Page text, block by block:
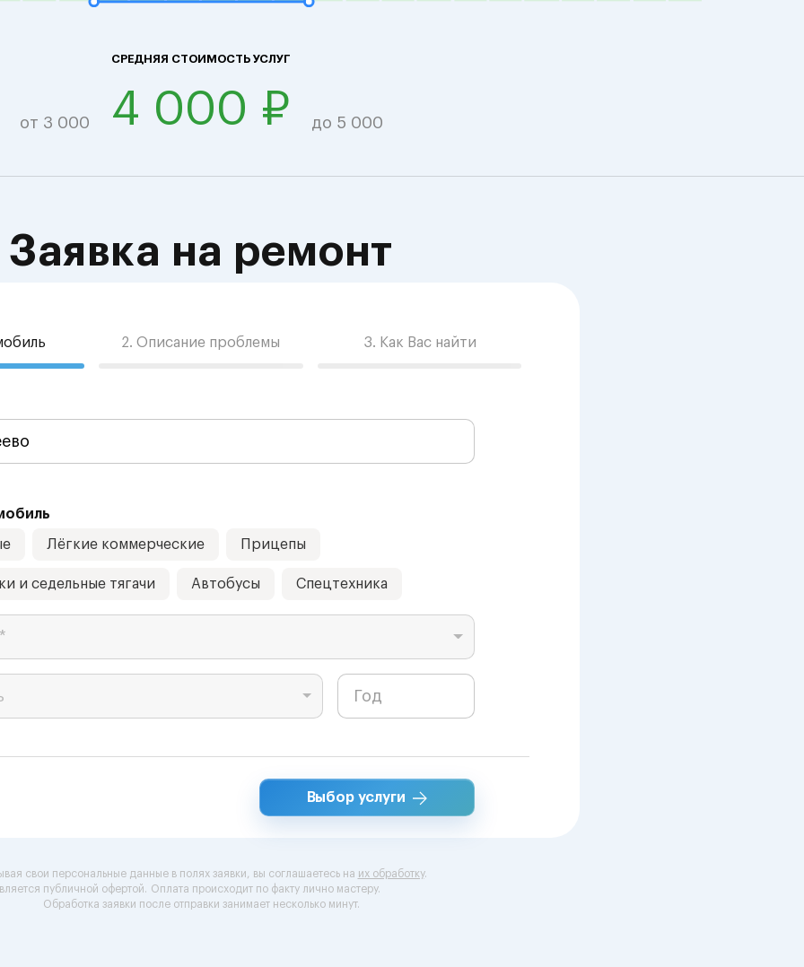
СРЕДНЯЯ СТОИМОСТЬ УСЛУГ
от 3 000 4 000 ₽ до 5 000
Заявка на ремонт
2. Описание проблемы 3. Как Вас найти
Лёгкие коммерческие Прицепы
и седельные тягачи Автобусы Спецтехника
Выбор услуги
свои персональные данные в полях заявки, вы соглашаетесь на их обработку.
публичной офертой. Оплата происходит по факту лично мастеру.
Обработка заявки после отправки занимает несколько минут.